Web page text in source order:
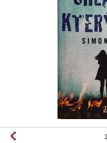
1